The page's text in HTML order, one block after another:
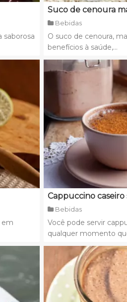
saborosa
Suco de cenoura
Bebidas
O suco de cenoura,
benefícios à saúde,...
em
Cappuccino
Bebidas
Você pode servir
qualquer momento